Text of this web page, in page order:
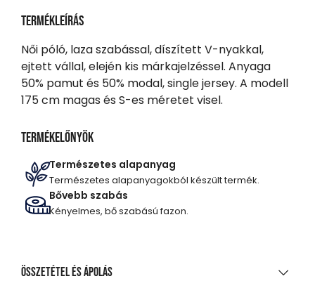
Termékleírás
Női póló, laza szabással, díszített V-nyakkal,
ejtett vállal, elején kis márkajelzéssel. Anyaga
50% pamut és 50% modal, single jersey. A modell
175 cm magas és S-es méretet visel.
Termékelőnyök
Természetes alapanyag
Természetes alapanyagokból készült termék.
Bővebb szabás
Kényelmes, bő szabású fazon.
Összetétel és ápolás